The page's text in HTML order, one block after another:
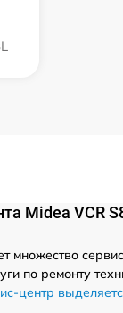
Midea VCR
множество
по ремонту
центр